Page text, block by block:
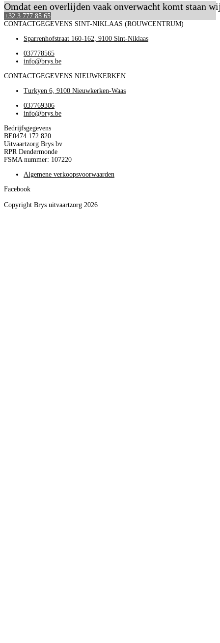
Omdat een overlijden vaak onverwacht komt staan
+32 3 777 85 65
CONTACTGEGEVENS SINT-NIKLAAS (ROUWCENTRUM)
Sparrenhofstraat 160-162, 9100 Sint-Niklaas
037778565
info@brys.be
CONTACTGEGEVENS NIEUWKERKEN
Turkyen 6, 9100 Nieuwkerken-Waas
037769306
info@brys.be
Bedrijfsgegevens
BE0474.172.820
Uitvaartzorg Brys bv
RPR Dendermonde
FSMA nummer: 107220
Algemene verkoopsvoorwaarden
Facebook
Copyright Brys uitvaartzorg 2026